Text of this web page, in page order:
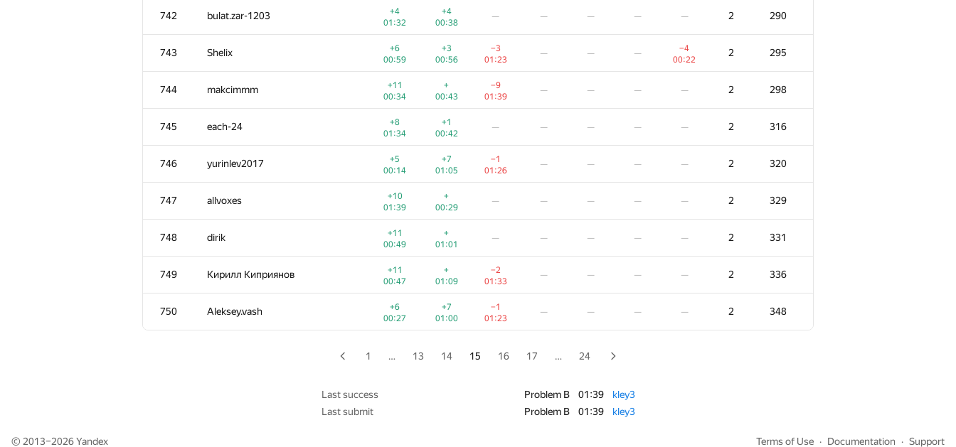
742 bulat.zar-1203
+4
01:32
+4
00:38
— — — — — 2 290
743 Shelix
+6
00:59
+3
00:56
−3
01:23
— — —
−4
00:22
2 295
744 makcimmm
+11
00:34
+
00:43
−9
01:39
— — — — 2 298
745 each-24
+8
01:34
+1
00:42
— — — — — 2 316
746 yurinlev2017
+5
00:14
+7
01:05
−1
01:26
— — — — 2 320
747 allvoxes
+10
01:39
+
00:29
— — — — — 2 329
748 dirik
+11
00:49
+
01:01
— — — — — 2 331
749 Кирилл Киприянов
+11
00:47
+
01:09
−2
01:33
— — — — 2 336
750 Aleksey.vash
+6
00:27
+7
01:00
−1
01:23
— — — — 2 348
707 mmartinson
+1
01:22
01:26
2 189
Fotosmile
+5
00:22
+
01:08
−3
00:49
−2
00:14
2 191
scherbackov.victor
+
01:01
01:29
— 2 191
710 Инна Калинина
+4
00:38
+1
00:53
01:33
2 192
711 dloshmanov97
+3
00:46
+1
01:07
— 2 194
712 sm1024sm
+4
00:50
01:06
2 197
uid-rwwqybmp
+1
01:05
01:35
2 201
effnikolaev
+2
01:23
01:18
— 2 201
715 Marleeeeeey
+
01:11
+2
01:31
— 2 202
— — —
1 … 13 14 15 16 17 … 24
Last success Problem B 01:39
kley3
Last submit
Problem B 01:39 kley3
© 2013–2026Yandex Terms of Use Documentation Support